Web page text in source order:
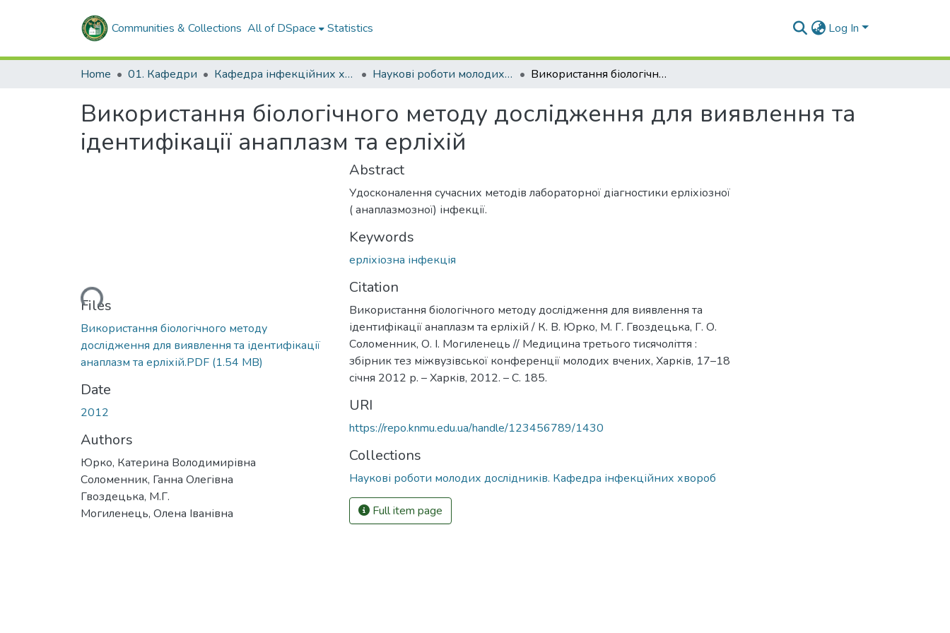
Communities & Collections All of DSpace Statistics Log In
Home 01. Кафедри Кафедра інфекційних хвороб Наукові роботи молодих дослідників. Кафедра інфекційних хвороб Використання біологічного методу дослідження для виявлення та ідентифікації анаплазм та ерліхій
Використання біологічного методу дослідження для виявлення та
ідентифікації анаплазм та ерліхій
Loading...
Files
Використання біологічного методу
дослідження для виявлення та ідентифікації
анаплазм та ерліхій.PDF (1.54 MB)
Date
2012
Authors
Юрко, Катерина Володимирівна
Соломенник, Ганна Олегівна
Гвоздецька, М.Г.
Могиленець, Олена Іванівна
Abstract
Удосконалення сучасних методів лабораторної діагностики ерліхіозної
( анаплазмозної) інфекції.
Keywords
ерліхіозна інфекція
Citation
Використання біологічного методу дослідження для виявлення та
ідентифікації анаплазм та ерліхій / К. В. Юрко, М. Г. Гвоздецька, Г. О.
Соломенник, О. І. Могиленець // Медицина третього тисячоліття :
збірник тез міжвузівської конференції молодих вчених, Харків, 17–18
січня 2012 р. – Харків, 2012. – С. 185.
URI
https://repo.knmu.edu.ua/handle/123456789/1430
Collections
Наукові роботи молодих дослідників. Кафедра інфекційних хвороб
Full item page